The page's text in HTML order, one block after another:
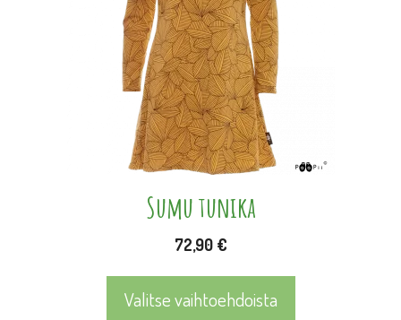
Sumu tunika
72,90 €
Valitse vaihtoehdoista